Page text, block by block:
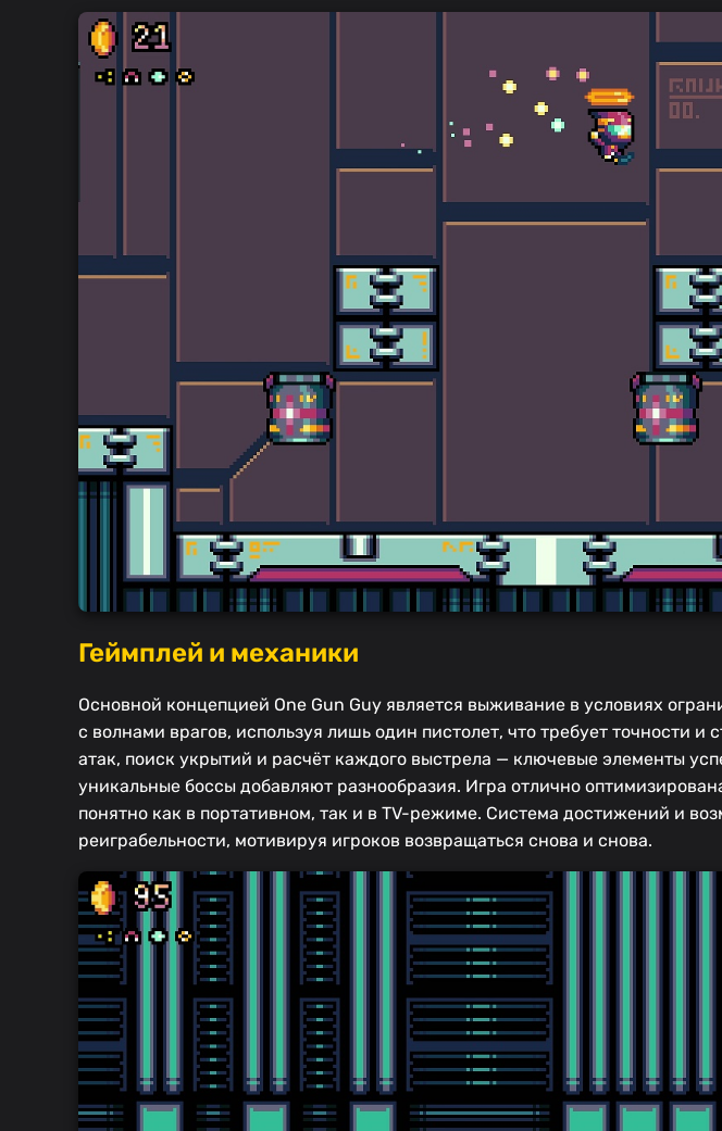
Геймплей и механики
Основной концепцией One Gun Guy является выживание в условиях
с волнами врагов, используя лишь один пистолет, что требует точности и
атак, поиск укрытий и расчёт каждого выстрела — ключевые элементы
уникальные боссы добавляют разнообразия. Игра отлично
понятно как в портативном, так и в TV-режиме. Система достижений и
реиграбельности, мотивируя игроков возвращаться снова и снова.